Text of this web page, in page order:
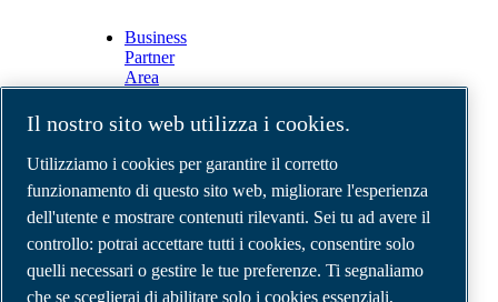
Business
Partner
Area
Connect
2.0
Business
ABAC
Media
Gallery
©2026 Compressori d'aria ABAC
Note legali e privacy
Il nostro sito web utilizza i cookies.
Utilizziamo i cookies per garantire il corretto
funzionamento di questo sito web, migliorare l'esperienza
dell'utente e mostrare contenuti rilevanti. Sei tu ad avere il
controllo: potrai accettare tutti i cookies, consentire solo
quelli necessari o gestire le tue preferenze. Ti segnaliamo
che se sceglierai di abilitare solo i cookies essenziali,